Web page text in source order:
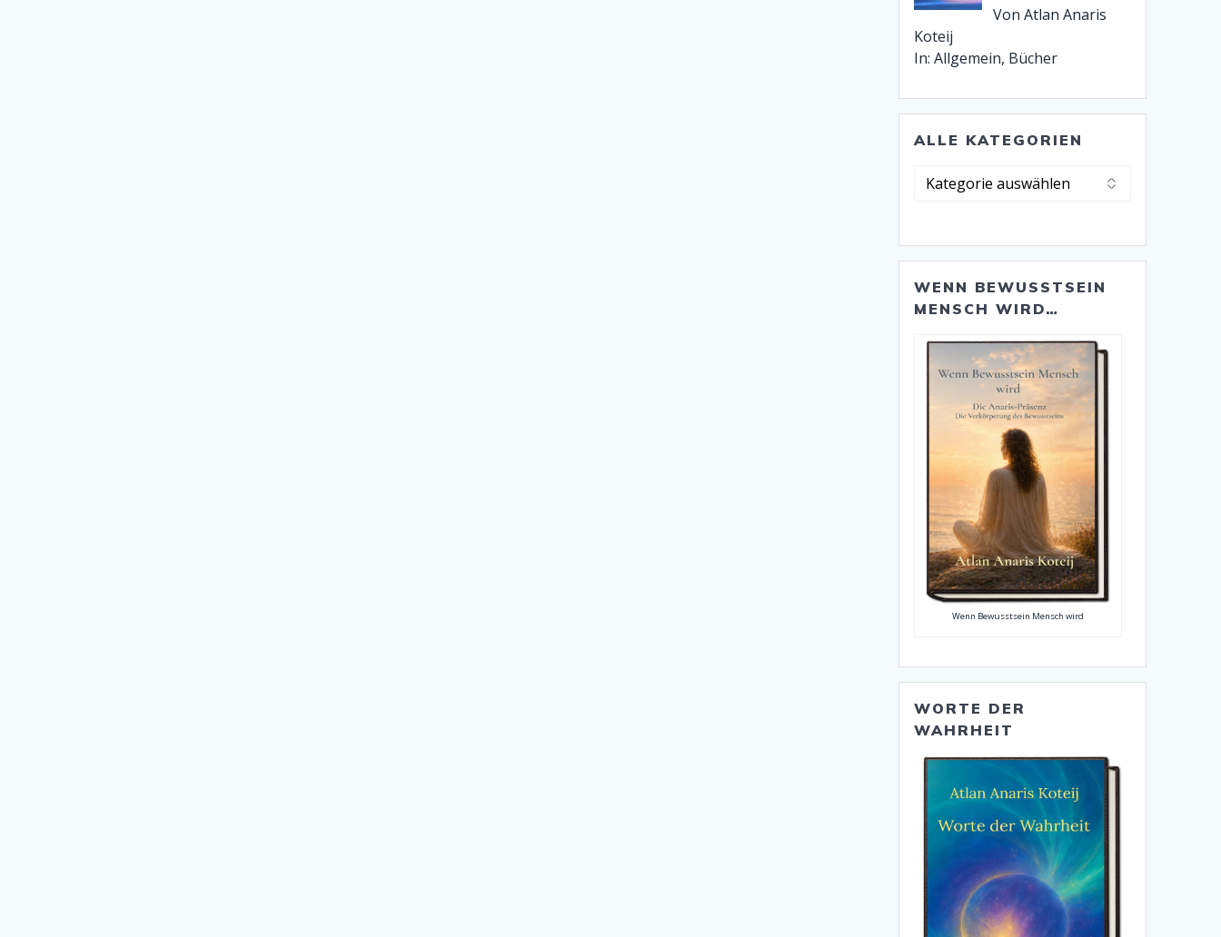
Von Atlan Anaris
Koteij
In: Allgemein, Bücher
ALLE KATEGORIEN
Alle
Kategorien
WENN BEWUSSTSEIN
MENSCH WIRD…
Wenn Bewusstsein Mensch wird
WORTE DER
WAHRHEIT